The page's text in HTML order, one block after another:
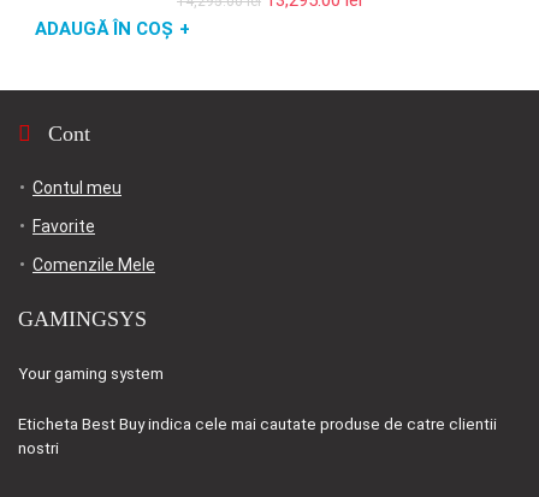
14,295.00 lei.
ADAUGĂ ÎN COȘ +
Cont
Contul meu
Favorite
Comenzile Mele
GAMINGSYS
Your gaming system
Eticheta Best Buyindica cele mai cautate produse de catre clientii
nostri